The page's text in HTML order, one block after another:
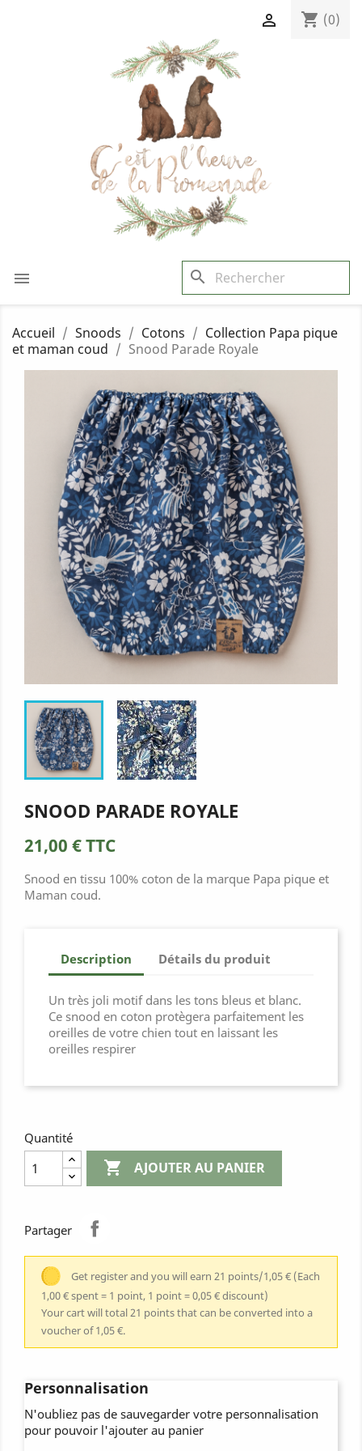
shopping_cart (0)

 search
Accueil Snoods Cotons
Collection Papa pique
et maman coud
Snood Parade Royale
SNOOD PARADE ROYALE
21,00 €TTC
Snood en tissu 100% coton de la marque Papa pique et
Maman coud.
Description Détails du produit
Un très joli motif dans les tons bleus et blanc.
Ce snood en coton protègera parfaitement les
oreilles de votre chien tout en laissant les
oreilles respirer
Quantité
 AJOUTER AU PANIER
Partager
Get register and you will earn 21 points/1,05 € (Each
1,00 € spent = 1 point, 1 point = 0,05 € discount)
Your cart will total 21 points that can be converted into a
voucher of 1,05 €.
Personnalisation
N'oubliez pas de sauvegarder votre personnalisation
pour pouvoir l'ajouter au panier